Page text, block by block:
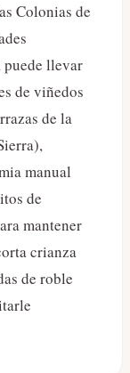
Colonias de
llevar
de viñedos
de la
manual
de
mantener
crianza
de roble